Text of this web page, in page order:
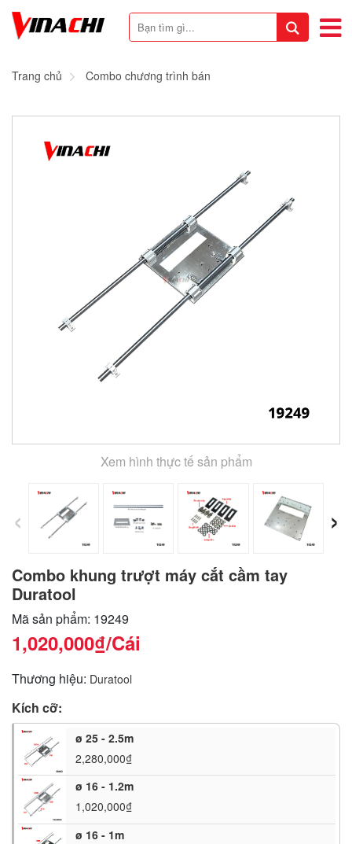
Trang chủ Combo chương trình bán
Xem hình thực tế sản phẩm
‹ ›
Combo khung trượt máy cắt cầm tay
Duratool
Mã sản phẩm: 19249
1,020,000₫/Cái
Thương hiệu: Duratool
Kích cỡ:
ø 25 - 2.5m
2,280,000₫
ø 16 - 1.2m
1,020,000₫
ø 16 - 1m